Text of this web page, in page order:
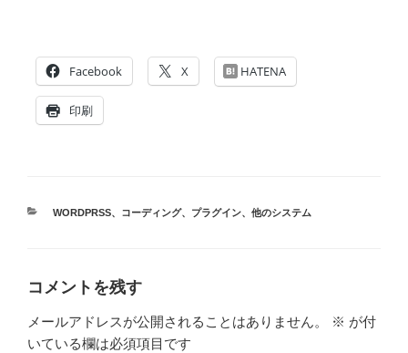
Facebook X HATENA
印刷
カ
WORDPRSS、 コーディング、 プラグイン、 他のシステム
コメントを残す
メールアドレスが公開されることはありません。 ※ が付
いている欄は必須項目です